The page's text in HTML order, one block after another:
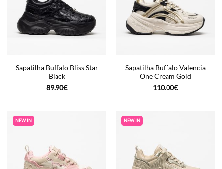
Sapatilha Buffalo Bliss Star
Black
89.90€
Sapatilha Buffalo Valencia
One Cream Gold
110.00€
NEW IN NEW IN